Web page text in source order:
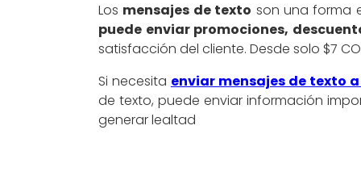
Los mensajes de texto son una forma
puede enviar promociones,
satisfacción del cliente. Desde solo $7
Si necesita enviar mensajes de texto
de texto, puede enviar información
generar lealtad